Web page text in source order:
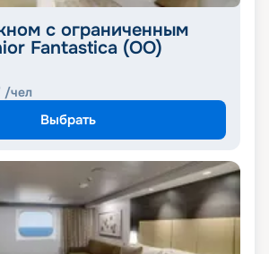
с ограниченным
Fantastica (OO)
/чел
Выбрать